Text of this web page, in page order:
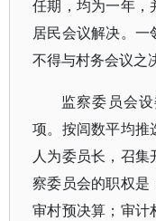
任期，均为一年，
居民会议解决。
不得与村务会议之
监察委员会
项。按闾数平均推
人为委员长，召
察委员会的职权是
审村预决算；审计